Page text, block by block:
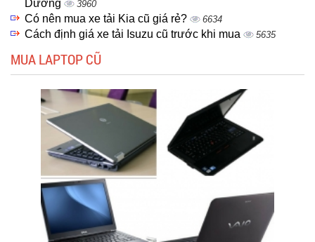
Dương
3960
Có nên mua xe tải Kia cũ giá rẻ? 6634
Cách định giá xe tải Isuzu cũ trước khi mua 5635
MUA LAPTOP CŨ